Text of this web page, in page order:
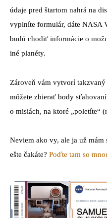
údaje pred štartom nahrá na
vyplníte formulár, dáte NASA
budú chodiť informácie o
iné planéty.
Zároveň vám vytvorí
môžete zbierať body
o misiách, na ktoré „poletíte“
Neviem ako vy, ale ja už mám
ešte čakáte? Poďte tam so